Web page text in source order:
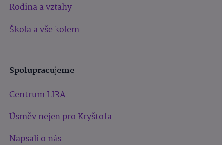
Rodina a vztahy
Škola a vše kolem
Spolupracujeme
Centrum LIRA
Úsměv nejen pro Kryštofa
Napsali o nás